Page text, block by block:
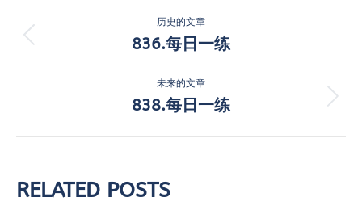
章
历史的文章
历
的
文
章：
836.每日一练
未来的文章
未
的
838.每日一练
RELATED POSTS